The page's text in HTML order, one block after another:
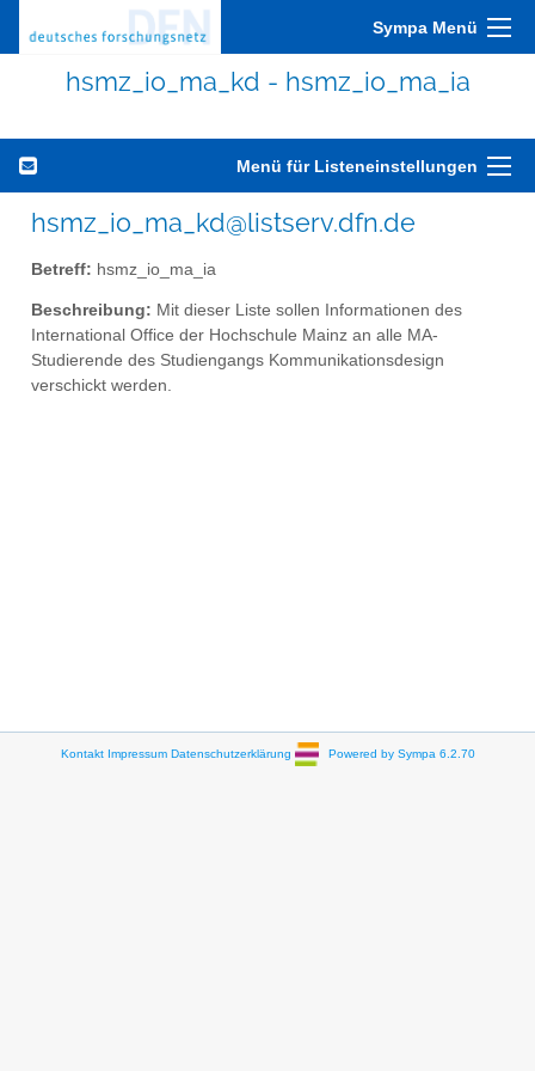
Sympa Menü
hsmz_io_ma_kd - hsmz_io_ma_ia
Menü für Listeneinstellungen
hsmz_io_ma_kd@listserv.dfn.de
Betreff: hsmz_io_ma_ia
Beschreibung: Mit dieser Liste sollen Informationen des
International Office der Hochschule Mainz an alle MA-
Studierende des Studiengangs Kommunikationsdesign
verschickt werden.
Kontakt Impressum Datenschutzerklärung Powered by Sympa 6.2.70